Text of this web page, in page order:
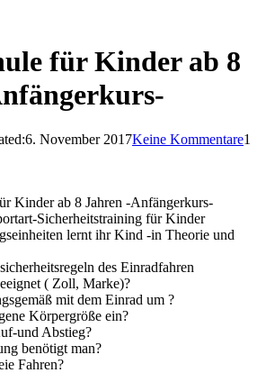
für Kinder ab 8
6. November 2017Keine Kommentare1
Kinder ab 8 Jahren -Anfängerkurs-
Sicherheitstraining für Kinder
lernt ihr Kind -in Theorie und
des Einradfahren
( Zoll, Marke)?
mit dem Einrad um ?
Körpergröße ein?
und Abstieg?
benötigt man?
Fahren?